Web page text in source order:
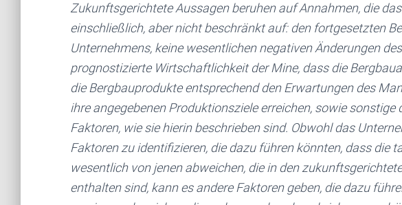
Zukunftsgerichtete Aussagen beruhen auf Annahmen, die
einschließlich, aber nicht beschränkt auf: den fortgesetzten
Unternehmens, keine wesentlichen negativen Änderungen
prognostizierte Wirtschaftlichkeit der Mine, dass die
die Bergbauprodukte entsprechend den Erwartungen des
ihre angegebenen Produktionsziele erreichen, sowie sonstige
Faktoren, wie sie hierin beschrieben sind. Obwohl das
Faktoren zu identifizieren, die dazu führen könnten, dass die
wesentlich von jenen abweichen, die in den
enthalten sind, kann es andere Faktoren geben, die dazu